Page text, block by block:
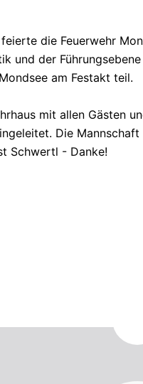
die Feuerwehr
und der
am Festakt teil.
mit allen Gästen
Die
Schwertl - Danke!